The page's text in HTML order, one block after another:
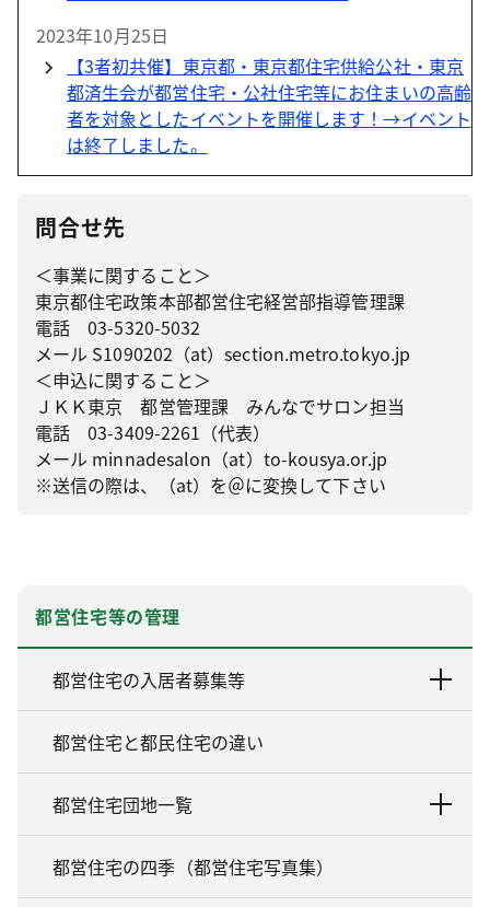
2023年10月25日
【3者初共催】東京都・東京都住宅供給公社・東京
都済生会が都営住宅・公社住宅等にお住まいの高齢
者を対象としたイベントを開催します！→イベント
は終了しました。
問合せ先
＜事業に関すること＞
東京都住宅政策本部都営住宅経営部指導管理課
電話 03-5320-5032
メール S1090202（at）section.metro.tokyo.jp
＜申込に関すること＞
ＪＫＫ東京 都営管理課 みんなでサロン担当
電話 03-3409-2261（代表）
メール minnadesalon（at）to-kousya.or.jp
※送信の際は、（at）を＠に変換して下さい
都営住宅等の管理
都営住宅の入居者募集等
都営住宅と都民住宅の違い
都営住宅団地一覧
都営住宅の四季（都営住宅写真集）